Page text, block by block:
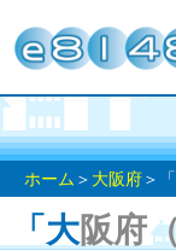
ホーム ＞ 大阪府＞
「大阪